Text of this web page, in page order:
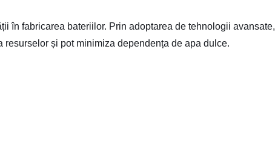
în fabricarea bateriilor. Prin adoptarea de tehnologii avansate,
și pot minimiza dependența de apa dulce.